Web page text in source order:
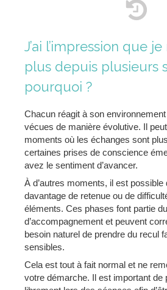
J’ai l’impression que je
plus depuis plusieurs
pourquoi ?
Chacun réagit à son
vécues de manière évolutive. Il
moments où les échanges sont
certaines prises de conscience
avez le sentiment d’avancer.
À d’autres moments, il est possible
davantage de retenue ou de
éléments. Ces phases font partie
d’accompagnement et peuvent
besoin naturel de prendre du recul
sensibles.
Cela est tout à fait normal et ne
votre démarche. Il est important de